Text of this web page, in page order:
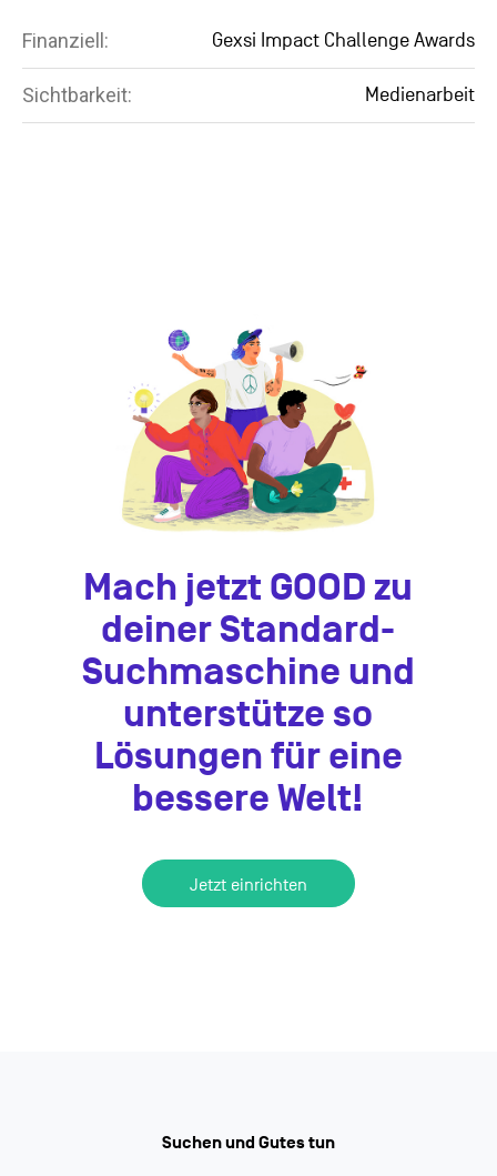
Finanziell: Gexsi Impact Challenge Awards
Sichtbarkeit: Medienarbeit
Mach jetzt GOOD zu
deiner Standard-
Suchmaschine und
unterstütze so
Lösungen für eine
bessere Welt!
Jetzt einrichten
Suchen und Gutes tun